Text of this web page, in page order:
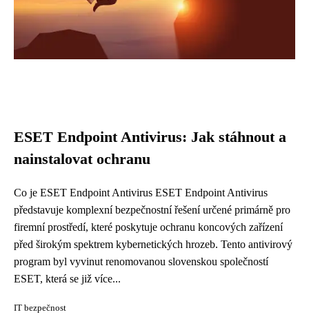
ESET Endpoint Antivirus: Jak stáhnout a
nainstalovat ochranu
Co je ESET Endpoint Antivirus ESET Endpoint Antivirus
představuje komplexní bezpečnostní řešení určené primárně pro
firemní prostředí, které poskytuje ochranu koncových zařízení
před širokým spektrem kybernetických hrozeb. Tento antivirový
program byl vyvinut renomovanou slovenskou společností
ESET, která se již více...
IT bezpečnost